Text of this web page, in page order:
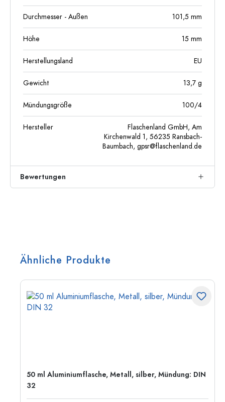
Durchmesser - Außen 101,5 mm
Höhe 15 mm
Herstellungsland EU
Gewicht 13,7 g
Mündungsgröße 100/4
Hersteller
Flaschenland GmbH, Am
Kirchenwald 1, 56235 Ransbach-
Baumbach, gpsr@flaschenland.de
Bewertungen
Ähnliche Produkte
50 ml Aluminiumflasche, Metall, silber, Mündung: DIN
32